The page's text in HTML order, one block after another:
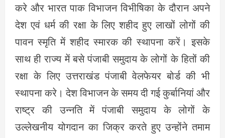
करे और भारत पाक विभाजन विभीषिका के दौरान अपने
देश एवं धर्म की रक्षा के लिए शहीद हुए लाखों लोगों की
पावन स्मृति में शहीद स्मारक की स्थापना करें। इसके
साथ ही राज्य में बसे पंजाबी समुदाय के लोगों के हितों की
रक्षा के लिए उत्तराखंड पंजाबी वेलफेयर बोर्ड की भी
स्थापना करे। देश विभाजन के समय दी गई कुर्बानियां और
राष्ट्र की उन्नति में पंजाबी समुदाय के लोगों के
उल्लेखनीय योगदान का जिक्र करते हुए उन्होंने तमाम